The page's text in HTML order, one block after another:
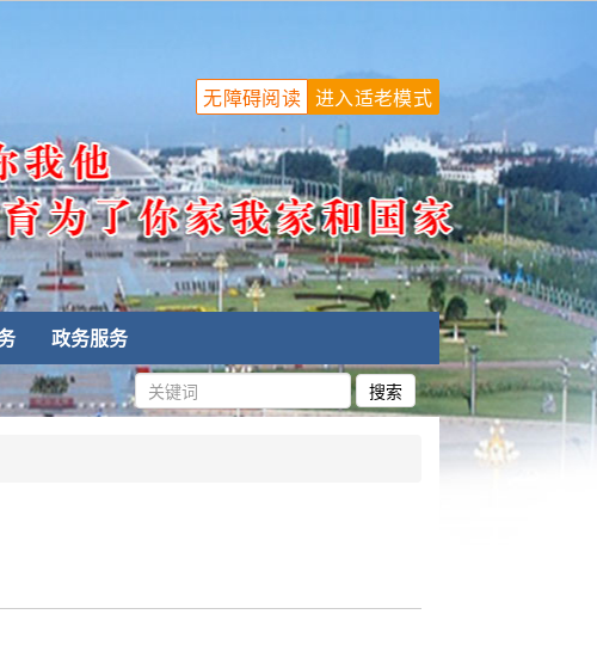
政务服务
进入适老模式
无障碍阅读